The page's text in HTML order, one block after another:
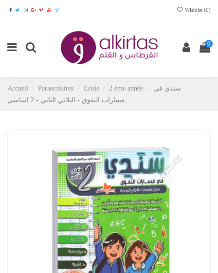
Wishlist (0)
0
Accueil Parascolaires Ecole 2 ème année
سندي في
مسارات التفوق - الثلاثي الثاني - 2 اساسي